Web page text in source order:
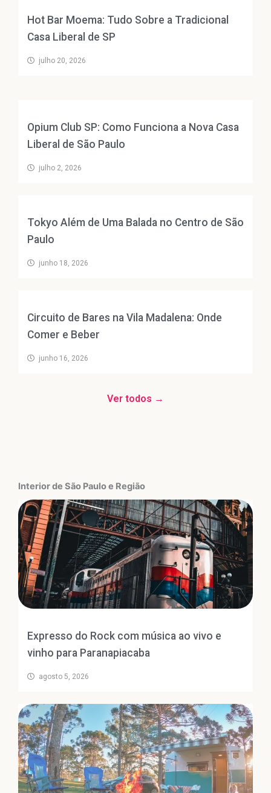
Hot Bar Moema: Tudo Sobre a Tradicional
Casa Liberal de SP
julho 20, 2026
Opium Club SP: Como Funciona a Nova Casa
Liberal de São Paulo
julho 2, 2026
Tokyo Além de Uma Balada no Centro de São
Paulo
junho 18, 2026
Circuito de Bares na Vila Madalena: Onde
Comer e Beber
junho 16, 2026
Ver todos →
Interior de São Paulo e Região
Expresso do Rock com música ao vivo e
vinho para Paranapiacaba
agosto 5, 2026